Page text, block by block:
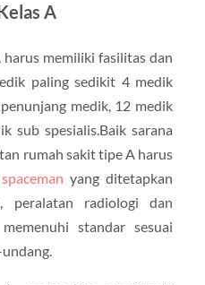
A
memiliki fasilitas dan
paling sedikit 4 medik
medik, 12 medik
sub spesialis.Baik sarana
rumah sakit tipe A harus
yang ditetapkan
peralatan radiologi dan
standar sesuai